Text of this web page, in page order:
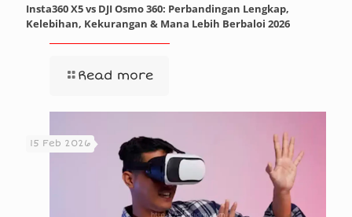
Insta360 X5 vs DJI Osmo 360: Perbandingan Lengkap,
Kelebihan, Kekurangan & Mana Lebih Berbaloi 2026
Read more
15 Feb 2026